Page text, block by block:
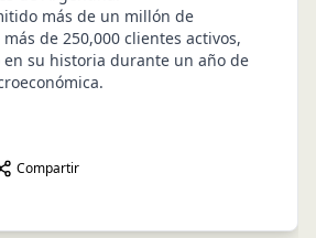
más de un millón de
de 250,000 clientes activos,
su historia durante un año de
Compartir